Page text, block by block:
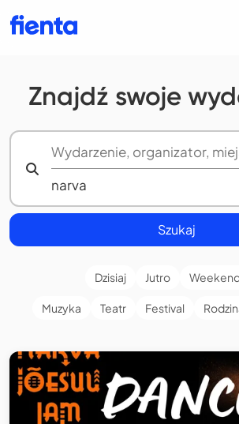
Znajdź swoje
Szukaj
Dzisiaj Jutro
Muzyka Teatr Festival